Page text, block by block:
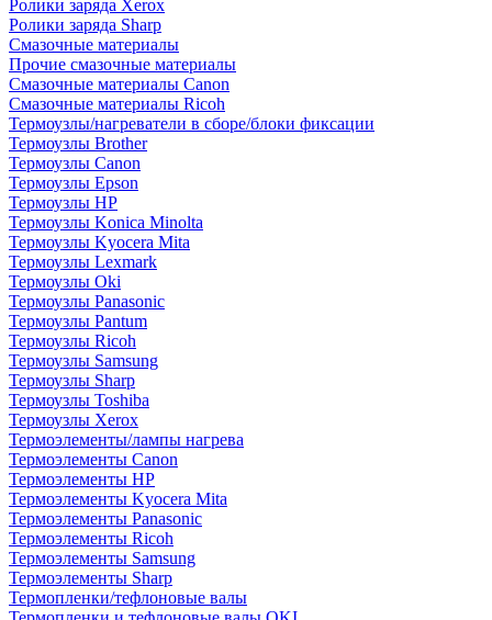
Ролики заряда Xerox
Ролики заряда Sharp
Смазочные материалы
Прочие смазочные материалы
Смазочные материалы Canon
Смазочные материалы Ricoh
Термоузлы/нагреватели в сборе/блоки фиксации
Термоузлы Brother
Термоузлы Canon
Термоузлы Epson
Термоузлы HP
Термоузлы Konica Minolta
Термоузлы Kyocera Mita
Термоузлы Lexmark
Термоузлы Oki
Термоузлы Panasonic
Термоузлы Pantum
Термоузлы Ricoh
Термоузлы Samsung
Термоузлы Sharp
Термоузлы Toshiba
Термоузлы Xerox
Термоэлементы/лампы нагрева
Термоэлементы Canon
Термоэлементы HP
Термоэлементы Kyocera Mita
Термоэлементы Panasonic
Термоэлементы Ricoh
Термоэлементы Samsung
Термоэлементы Sharp
Термопленки/тефлоновые валы